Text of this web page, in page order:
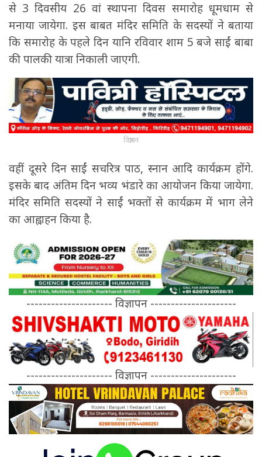
से 3 दिवसीय 26 वां स्थापना दिवस समारोह धूमधाम से
मनाया जायेगा. इस बाबत मंदिर समिति के सदस्यों ने बताया
कि समारोह के पहले दिन यानि रविवार शाम 5 बजे साईं बाबा
की पालकी यात्रा निकाली जाएगी.
विज्ञापन
वहीं दूसरे दिन साईं सचरित्र पाठ, स्नान आदि कार्यक्रम होंगे.
इसके बाद अंतिम दिन भव्य भंडारे का आयोजन किया जायेगा.
मंदिर समिति सदस्यों ने साईं भक्तों से कार्यक्रम में भाग लेने
का आह्वाहन किया है.
--------------------- विज्ञापन ---------------------
--------------------- विज्ञापन ---------------------